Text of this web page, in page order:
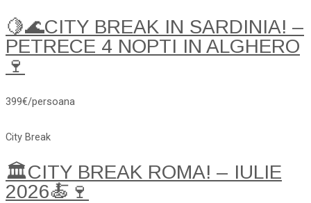
🍋🌊CITY BREAK IN SARDINIA! –
PETRECE 4 NOPTI IN ALGHERO
🍷
399€/persoana
City Break
🏛️CITY BREAK ROMA! – IULIE
2026🍝🍷